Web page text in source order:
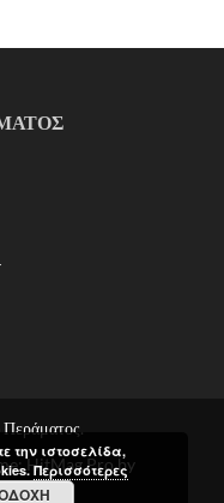
Περάματος
HitMag Pro by
την ιστοσελίδα,
Περισσότερες